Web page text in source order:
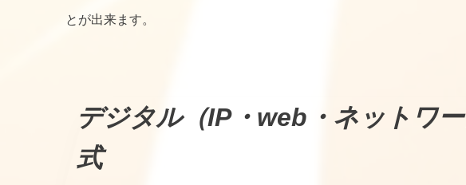
とが出来ます。
デジタル（IP・web・ネットワ
式